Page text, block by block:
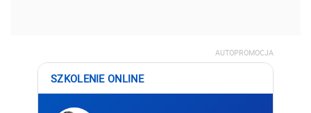
AUTOPROMOCJA
SZKOLENIE ONLINE